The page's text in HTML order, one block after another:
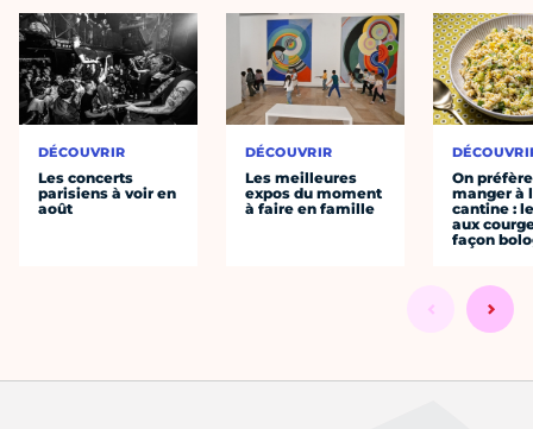
DÉCOUVRIR
Les concerts
parisiens à voir en
août
DÉCOUVRIR
Les meilleures
expos du moment
à faire en famille
On préfère
manger à
cantine :
aux
façon